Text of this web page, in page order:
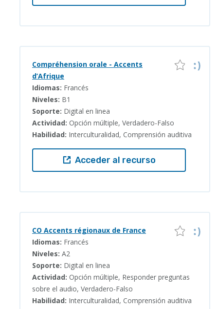
Compréhension orale - Accents
d’Afrique
Idiomas: Francés
Niveles: B1
Soporte: Digital en linea
Actividad: Opción múltiple, Verdadero-Falso
Habilidad: Interculturalidad, Comprensión auditiva
Acceder al recurso
CO Accents régionaux de France
Idiomas: Francés
Niveles: A2
Soporte: Digital en linea
Actividad: Opción múltiple, Responder preguntas
sobre el audio, Verdadero-Falso
Habilidad: Interculturalidad, Comprensión auditiva